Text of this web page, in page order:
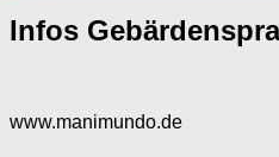
Infos
www.manimundo.de